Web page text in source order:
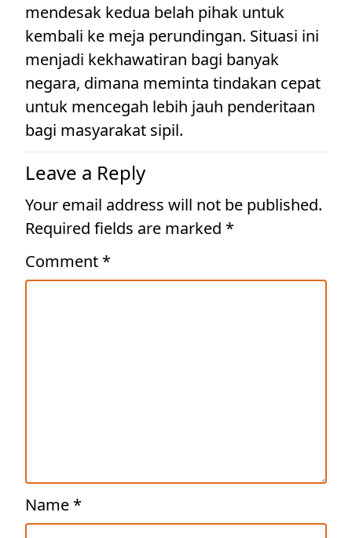
mendesak kedua belah pihak untuk
kembali ke meja perundingan. Situasi ini
menjadi kekhawatiran bagi banyak
negara, dimana meminta tindakan cepat
untuk mencegah lebih jauh penderitaan
bagi masyarakat sipil.
Leave a Reply
Your email address will not be published.
Required fields are marked *
Comment *
Name *